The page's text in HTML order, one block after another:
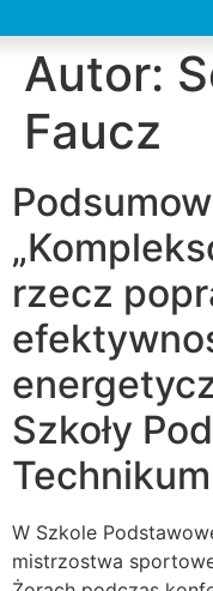
Autor:
Faucz
rzecz
Szkoły
W Szkole
mistrzostwa